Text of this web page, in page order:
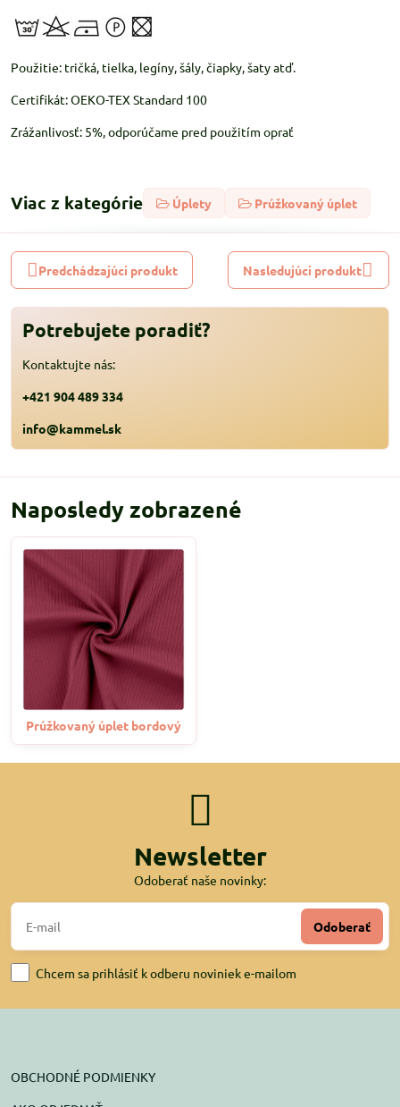
Použitie: tričká, tielka, legíny, šály, čiapky, šaty atď.
Certifikát: OEKO-TEX Standard 100
Zrážanlivosť: 5%, odporúčame pred použitím oprať
Viac z kategórie Úplety Prúžkovaný úplet
Predchádzajúci produkt Nasledujúci produkt
Potrebujete poradiť?
Kontaktujte nás:
+421 904 489 334
info@kammel.sk
Naposledy zobrazené
Prúžkovaný úplet bordový
Newsletter
Odoberať naše novinky:
Odoberať
Chcem sa prihlásiť k odberu noviniek e-mailom
OBCHODNÉ PODMIENKY